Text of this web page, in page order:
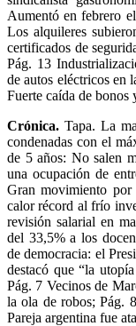
Aumentó en febrero
Los alquileres
certificados de
Pág. 13
de autos eléctricos
Fuerte caída de bonos
Crónica. Tapa. La
condenadas con el
de 5 años: No salen
una ocupación de
Gran movimiento
calor récord al frío
revisión salarial en
del 33,5% a los
de democracia: el
destacó que “la
Pág. 7 Vecinos de
la ola de robos; Pág.
Pareja argentina fue